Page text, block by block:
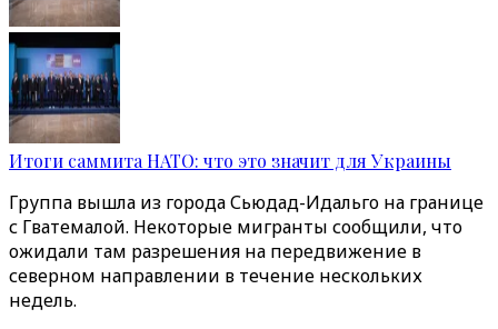
Итоги саммита НАТО: что это значит для Украины
Группа вышла из города Сьюдад-Идальго на границе
с Гватемалой. Некоторые мигранты сообщили, что
ожидали там разрешения на передвижение в
северном направлении в течение нескольких
недель.